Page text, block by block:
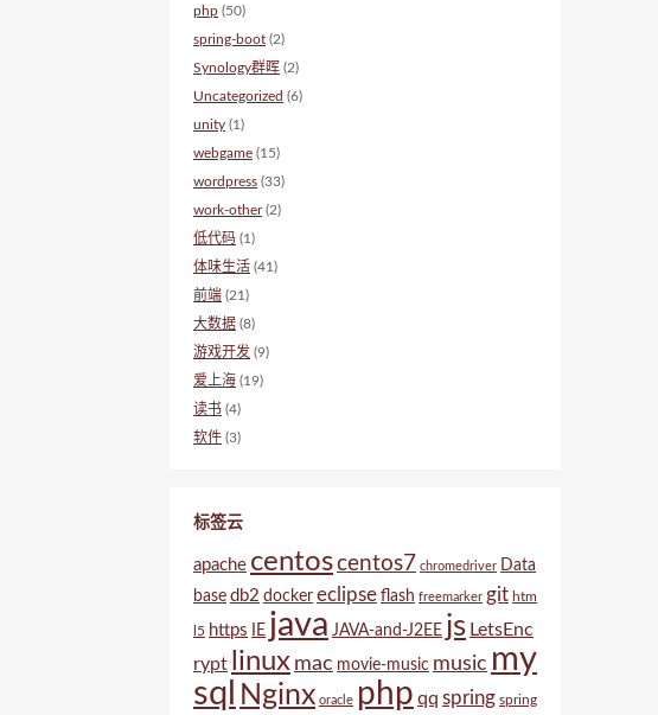
php (50)
spring-boot (2)
Synology群晖 (2)
Uncategorized (6)
unity (1)
webgame (15)
wordpress (33)
work-other(2)
低代码 (1)
体味生活 (41)
前端 (21)
大数据 (8)
游戏开发 (9)
爱上海 (19)
读书 (4)
软件 (3)
标签云
apache centoscentos7 chromedriver Data
base db2 docker eclipse flash freemarker git htm
l5 https IE java JAVA-and-J2EE js LetsEnc
rypt
linux mac movie-music music my
sql Nginx oracle php qq spring spring